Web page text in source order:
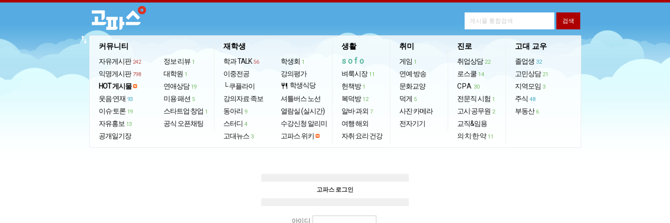
커뮤니티
자유게시판 242
익명게시판 798
HOT 게시물
웃음·연재 93
이슈·토론 19
자유홍보 13
공개일기장
정보·리뷰 1
대학원 1
연애상담 19
미용·패션 5
스타트업·창업 1
공식 오픈채팅
재학생
학과 TALK 56
이중전공
└ 쿠플라이
강의자료·족보
동아리 9
스터디 4
고대뉴스 3
학생회 1
강의평가
restaurant 학생식당
셔틀버스 노선
열람실 (실시간)
수강신청 알리미
고파스 위키
생활
sofo
벼룩시장 11
헌책방 1
복덕방 12
알바·과외 7
여행·해외
자취·요리·건강
취미
게임 1
연예·방송
문화교양
덕게 5
사진·카메라
전자기기
진로
취업상담 22
로스쿨 14
CPA 30
전문직 시험 1
고시·공무원 2
교직&임용
의·치·한·약 11
고대 교우
졸업생 32
고민상담 21
지역모임 3
주식 48
부동산 6
import_export
고파스 로그인
아이디